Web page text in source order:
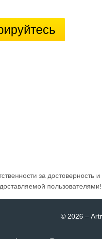
за достоверность и
пользователями!
© 2026 –